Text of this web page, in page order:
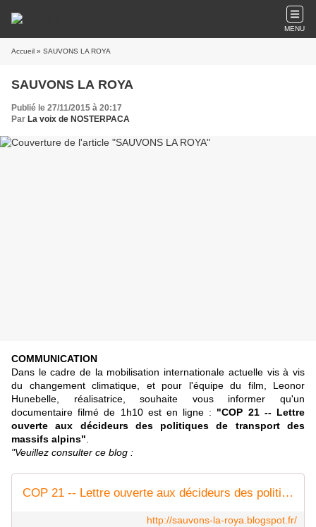
MENU
Accueil » SAUVONS LA ROYA
SAUVONS LA ROYA
Publié le 27/11/2015 à 20:17
Par La voix de NOSTERPACA
COMMUNICATION
Dans le cadre de la mobilisation internationale actuelle vis à vis
du changement climatique, et pour l'équipe du film, Leonor
Hunebelle, réalisatrice,souhaite vous informer qu'un
documentaire filmé de 1h10 est en ligne : "COP 21 -- Lettre
ouverte aux décideurs des politiques de transport des
massifs alpins"
"Veuillez consulter ce blog :
COP 21 -- Lettre ouverte aux décideurs des politiques de transport des massifs alpins
http://sauvons-la-roya.blogspot.fr/